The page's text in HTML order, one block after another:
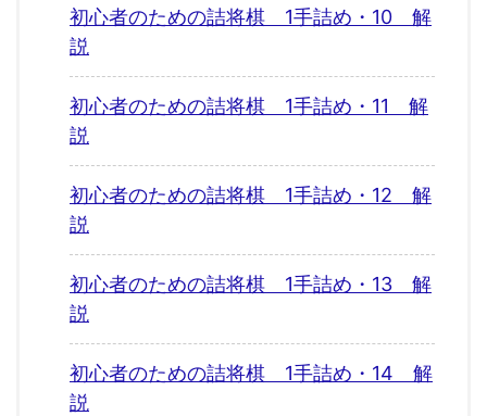
初心者のための詰将棋 1手詰め・10 解
説
初心者のための詰将棋 1手詰め・11 解
説
初心者のための詰将棋 1手詰め・12 解
説
初心者のための詰将棋 1手詰め・13 解
説
初心者のための詰将棋 1手詰め・14 解
説